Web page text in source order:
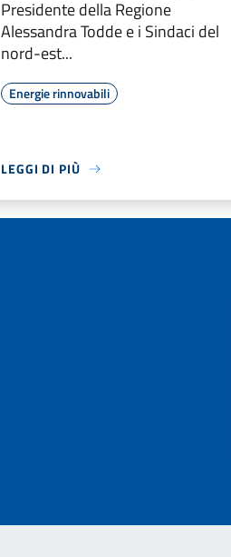
Presidente della Regione
Alessandra Todde e i Sindaci del
nord-est...
Energie rinnovabili
LEGGI DI PIÙ